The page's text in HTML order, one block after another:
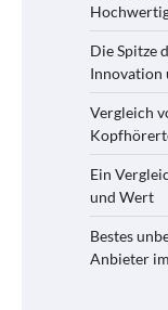
Die Spitze
Innovation
Vergleich
Ein
und Wert
Bestes
Anbieter